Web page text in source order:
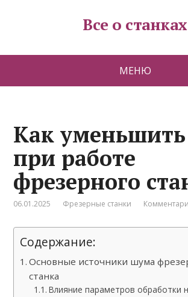
Все о станках
МЕНЮ
Как
при работе
фрезерного
06.01.2025 Фрезерные станки
Содержание:
Основные источники шума
станка
Влияние параметров обработки